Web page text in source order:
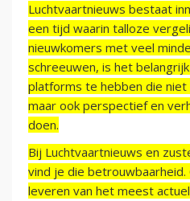
Luchtvaartnieuws bestaat
een tijd waarin talloze
nieuwkomers met veel
schreeuwen, is het
platforms te hebben die niet
maar ook perspectief en
doen.
Bij Luchtvaartnieuws en
vind je die
leveren van het meest